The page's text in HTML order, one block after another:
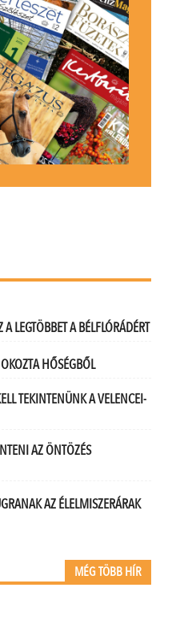
A LEGTÖBBET A BÉLFLÓRÁDÉRT
HŐSÉGBŐL
TEKINTENÜNK A VELENCEI-
AZ ÖNTÖZÉS
AZ ÉLELMISZERÁRAK
MÉG TÖBB HÍR